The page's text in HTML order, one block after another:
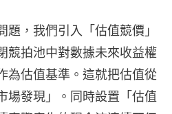
，我們引入「估值競價」
競拍池中對數據未來收益權
為估值基準。這就把估值從
場發現」。同時設置「估值